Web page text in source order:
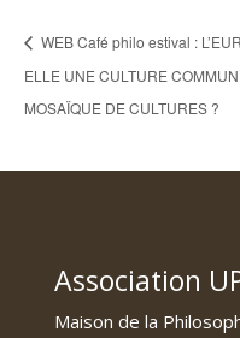
WEB Café philo estival :
ELLE UNE CULTURE
MOSAÏQUE DE CULTURES ?
Association
Maison de la